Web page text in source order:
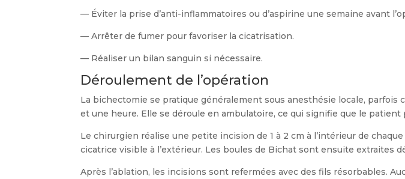
— Éviter la prise d’anti-inflammatoires ou d’aspirine une semaine avant
— Arrêter de fumer pour favoriser la cicatrisation.
— Réaliser un bilan sanguin si nécessaire.
Déroulement de l’opération
La bichectomie se pratique généralement sous anesthésie locale,
et une heure. Elle se déroule en ambulatoire, ce qui signifie que le
Le chirurgien réalise une petite incision de 1 à 2 cm à l’intérieur de
cicatrice visible à l’extérieur. Les boules de Bichat sont ensuite extraites
Après l’ablation, les incisions sont refermées avec des fils résorbables.